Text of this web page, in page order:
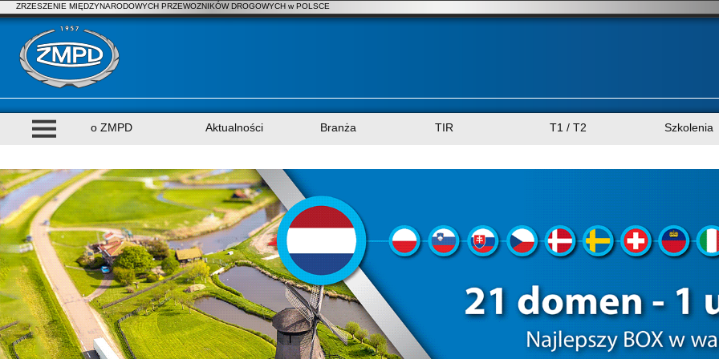
ZRZESZENIE MIĘDZYNARODOWYCH PRZEWOZNIKÓW DROGOWYCH w POLSCE
o ZMPD Aktualności Branża TIR T1 / T2 Szkolenia